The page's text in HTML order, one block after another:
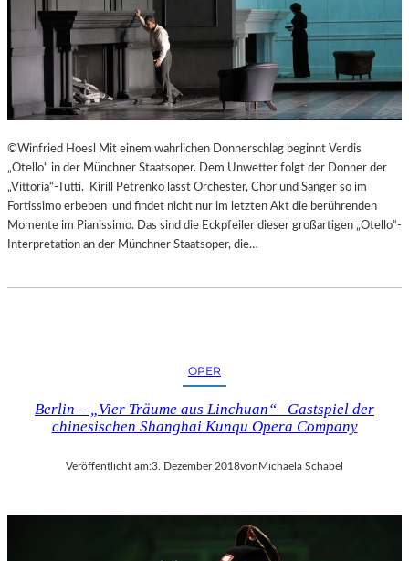
©Winfried Hoesl Mit einem wahrlichen Donnerschlag beginnt Verdis
„Otello“ in der Münchner Staatsoper. Dem Unwetter folgt der Donner der
„Vittoria“-Tutti. Kirill Petrenko lässt Orchester, Chor und Sänger so im
Fortissimo erbeben und findet nicht nur im letzten Akt die berührenden
Momente im Pianissimo. Das sind die Eckpfeiler dieser großartigen „Otello“-
Interpretation an der Münchner Staatsoper, die…
OPER
Berlin – „Vier Träume aus Linchuan“ Gastspiel der
chinesischen Shanghai Kunqu Opera Company
Veröffentlicht am:3. Dezember 2018vonMichaela Schabel